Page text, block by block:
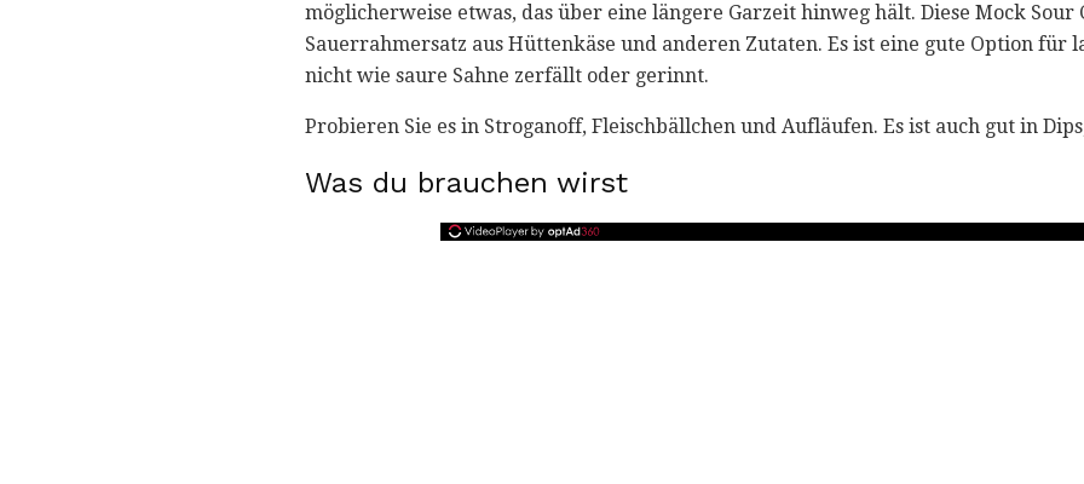
möglicherweise etwas, das über eine längere Garzeit hinweg hält. Diese Mock Sour
Sauerrahmersatz aus Hüttenkäse und anderen Zutaten. Es ist eine gute Option für
nicht wie saure Sahne zerfällt oder gerinnt.
Probieren Sie es in Stroganoff, Fleischbällchen und Aufläufen. Es ist auch gut in
Was du brauchen wirst